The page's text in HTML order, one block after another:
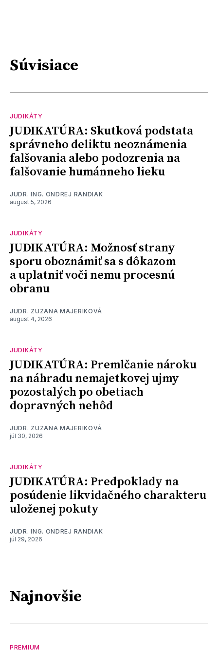
Súvisiace
JUDIKÁTY
JUDIKATÚRA: Skutková podstata
správneho deliktu neoznámenia
falšovania alebo podozrenia na
falšovanie humánneho lieku
JUDR. ING. ONDREJ RANDIAK
august 5, 2026
JUDIKÁTY
JUDIKATÚRA: Možnosť strany
sporu oboznámiť sa s dôkazom
a uplatniť voči nemu procesnú
obranu
JUDR. ZUZANA MAJERIKOVÁ
august 4, 2026
JUDIKÁTY
JUDIKATÚRA: Premlčanie nároku
na náhradu nemajetkovej ujmy
pozostalých po obetiach
dopravných nehôd
JUDR. ZUZANA MAJERIKOVÁ
júl 30, 2026
JUDIKÁTY
JUDIKATÚRA: Predpoklady na
posúdenie likvidačného charakteru
uloženej pokuty
JUDR. ING. ONDREJ RANDIAK
júl 29, 2026
Najnovšie
PREMIUM